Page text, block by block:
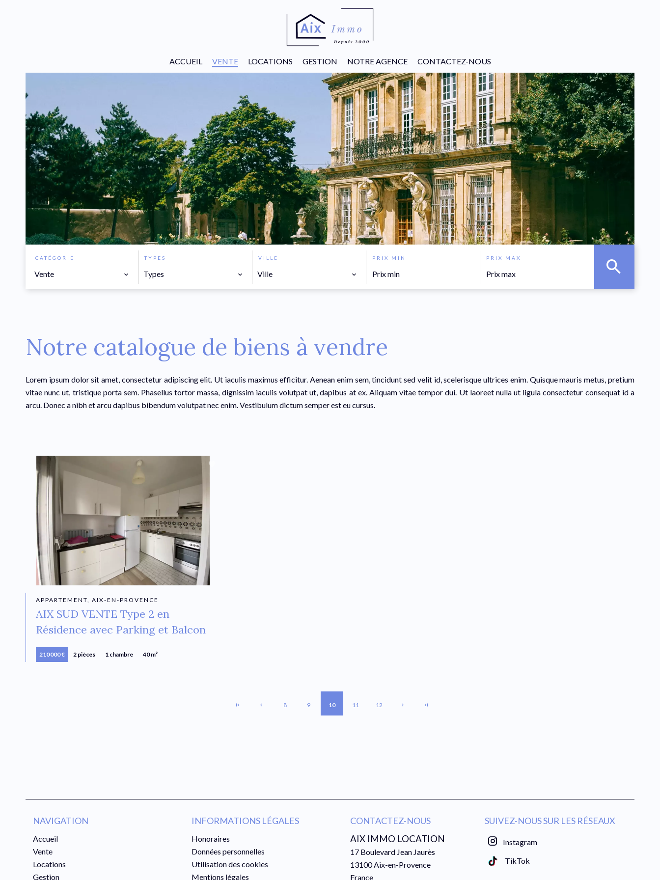
ACCUEIL VENTE LOCATIONS GESTION NOTRE AGENCE CONTACTEZ-NOUS
CATÉGORIE
Vente
TYPES
Types
VILLE
Ville
PRIX MIN PRIX MAX
Notre catalogue de biens à vendre
Lorem ipsum dolor sit amet, consectetur adipiscing elit. Ut iaculis maximus efficitur. Aenean enim sem, tincidunt sed velit id, scelerisque ultrices enim. Quisque mauris metus, pretium
vitae nunc ut, tristique porta sem. Phasellus tortor massa, dignissim iaculis volutpat ut, dapibus at ex. Aliquam vitae tempor dui. Ut laoreet nulla ut ligula consectetur consequat id a
arcu. Donec a nibh et arcu dapibus bibendum volutpat nec enim. Vestibulum dictum semper est eu cursus.
APPARTEMENT, AIX-EN-PROVENCE
AIX SUD VENTE Type 2 en
Résidence avec Parking et Balcon
210 000 € 2 pièces 1 chambre 40 m²
8 9 10 11 12
NAVIGATION
Accueil
Vente
Locations
Gestion
INFORMATIONS LÉGALES
Honoraires
Données personnelles
Utilisation des cookies
Mentions légales
CONTACTEZ-NOUS
AIX IMMO LOCATION
17 Boulevard Jean Jaurès
13100Aix-en-Provence
France
SUIVEZ-NOUS SUR LES RÉSEAUX
Instagram
TikTok